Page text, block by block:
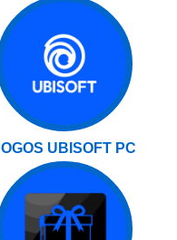
UBISOFT PC